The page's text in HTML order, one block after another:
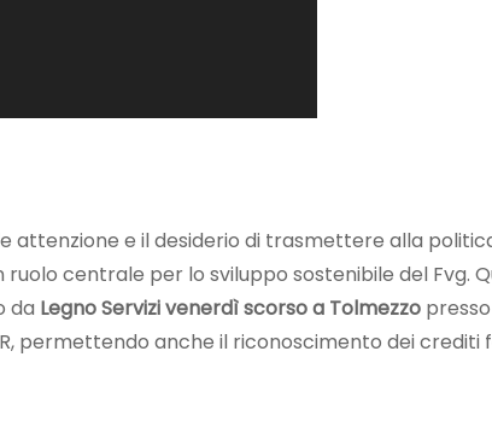
attenzione e il desiderio di trasmettere alla
centrale per lo sviluppo sostenibile del Fvg.
da Legno Servizivenerdì scorso a Tolmezzo
permettendo anche il riconoscimento dei